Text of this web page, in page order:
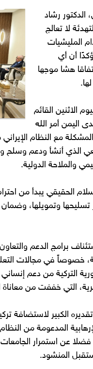
الدكتور رشاد
لا تعالج
المليشيات
أن أي
هشا موجها
الاثنين القائم
اليمن أمر الله
مع النظام
الذي أنشأ ودعم وسلح
والملاحة الدولية.
الحقيقي يبدأ من
وتمويلها، وضمان
برامج الدعم
خصوصاً في مجالات
التركية من دعم
التي خففت من
الكبير لاستضافة
المدعومة من
فضلا عن استمرار
المنشود.